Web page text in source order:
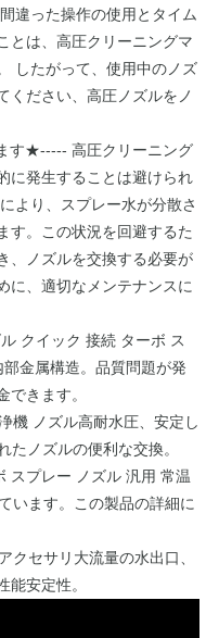
違った操作の使用とタイム
とは、高圧クリーニングマ
したがって、使用中のノズ
ください、高圧ノズルをノ
す★----- 高圧クリーニング
に発生することは避けられ
より、スプレー水が分散さ
す。この状況を回避するた
、ノズルを交換する必要が
に、適切なメンテナンスに
クイック 接続 ターボ ス
金属構造。品質問題が発
きます。
ノズル高耐水圧、安定し
たノズルの便利な交換。
プレー ノズル 汎用 常温
います。この製品の詳細に
セサリ大流量の水出口、
安定性。